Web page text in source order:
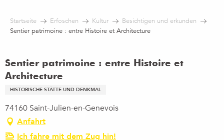
contenu
Startseite Erfoschen Kultur
Besichtigen und erkunden
Sentier patrimoine : entre Histoire et Architecture
Sentier patrimoine : entre Histoire et
Architecture
HISTORISCHE STÄTTE UND DENKMAL
74160 Saint-Julien-en-Genevois
Anfahrt
Ich fahre mit dem Zug hin!